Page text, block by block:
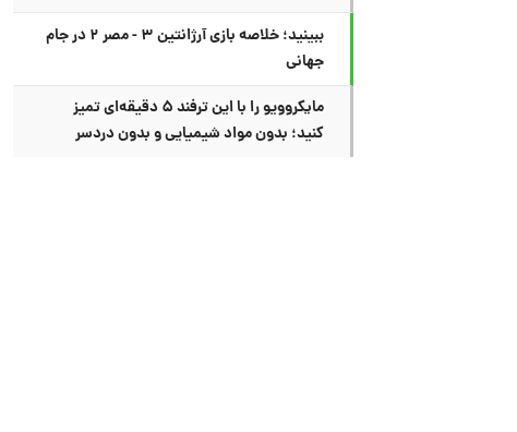
ببینید؛ خلاصه بازی آرژانتین ۳ - مصر ۲ در جام
جهانی
مایکروویو را با این ترفند ۵ دقیقه‌ای تمیز
کنید؛ بدون مواد شیمیایی و بدون دردسر